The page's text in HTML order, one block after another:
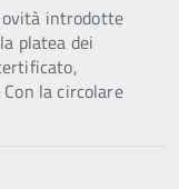
introdotte
platea dei
la circolare